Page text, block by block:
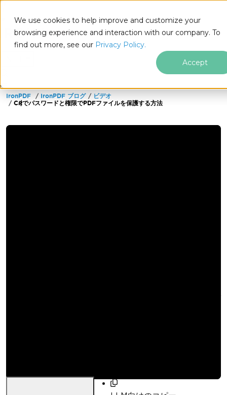
We use cookies to help improve and customize your
browsing experience and interaction with our company. To
find out more, see our Privacy Policy.
Accept
フッターコンテンツにスキップ
IronPDF IronPDF ブログ
ビデオ
C#でパスワードと権限でPDFファイルを保護する方法